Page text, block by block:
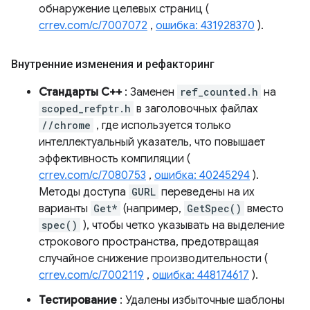
обнаружение целевых страниц (
crrev.com/c/7007072 , ошибка: 431928370 ).
Внутренние изменения и рефакторинг
Стандарты C++: Заменен ref_counted.h на
scoped_refptr.h в заголовочных файлах
//chrome , где используется только
интеллектуальный указатель, что повышает
эффективность компиляции (
crrev.com/c/7080753 , ошибка: 40245294 ).
Методы доступа GURL переведены на их
варианты Get* (например, GetSpec() вместо
spec() ), чтобы четко указывать на выделение
строкового пространства, предотвращая
случайное снижение производительности (
crrev.com/c/7002119 , ошибка: 448174617 ).
Тестирование : Удалены избыточные шаблоны